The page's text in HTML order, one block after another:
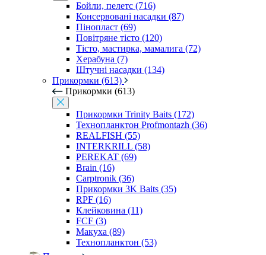
Бойли, пелетс (716)
Консервовані насадки (87)
Пінопласт (69)
Повітряне тісто (120)
Тісто, мастирка, мамалига (72)
Херабуна (7)
Штучні насадки (134)
Прикормки (613)
Прикормки (613)
Прикормки Trinity Baits (172)
Технопланктон Profmontazh (36)
REALFISH (55)
INTERKRILL (58)
PEREKAT (69)
Brain (16)
Carptronik (36)
Прикормки 3K Baits (35)
RPF (16)
Клейковина (11)
FCF (3)
Макуха (89)
Технопланктон (53)